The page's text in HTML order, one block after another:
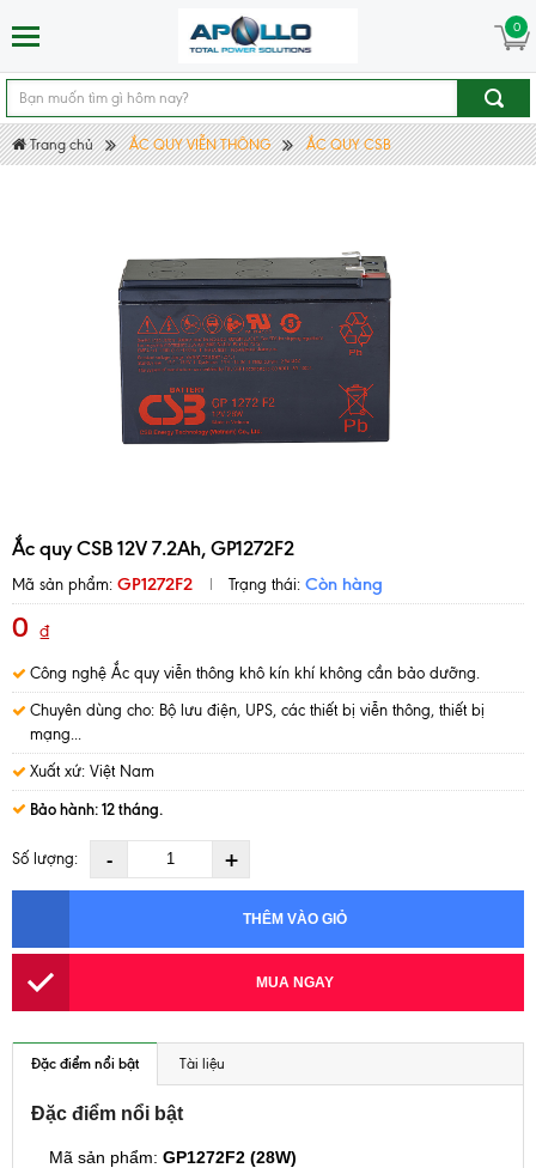
0
Trang chủ ẮC QUY VIỄN THÔNG ẮC QUY CSB
Ắc quy CSB 12V 7.2Ah, GP1272F2
Mã sản phẩm: GP1272F2 Trạng thái: Còn hàng
0 ₫
Công nghệ Ắc quy viễn thông khô kín khí không cần bảo dưỡng.
Chuyên dùng cho: Bộ lưu điện, UPS, các thiết bị viễn thông, thiết bị
mạng...
Xuất xứ: Việt Nam
Bảo hành: 12 tháng.
Số lượng: - +
THÊM VÀO GIỎ
MUA NGAY
Đặc điểm nổi bật Tài liệu
Đặc điểm nổi bật
Mã sản phẩm: GP1272F2 (28W)